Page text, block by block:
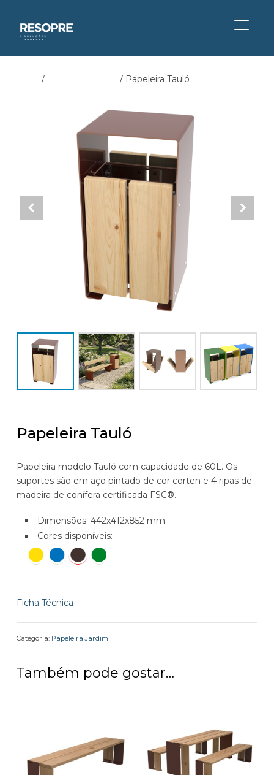
/ / Papeleira Tauló
Papeleira Tauló
Papeleira modelo Tauló com capacidade de 60L. Os
suportes são em aço pintado de cor corten e 4 ripas de
madeira de conífera certificada FSC®.
Dimensões: 442x412x852 mm.
Cores disponíveis:
Ficha Técnica
Categoria: Papeleira Jardim
Também pode gostar…